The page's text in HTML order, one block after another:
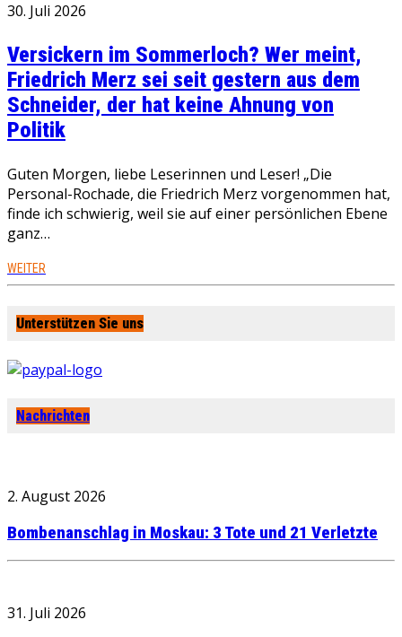
30. Juli 2026
Versickern im Sommerloch? Wer meint,
Friedrich Merz sei seit gestern aus dem
Schneider, der hat keine Ahnung von
Politik
Guten Morgen, liebe Leserinnen und Leser! „Die
Personal-Rochade, die Friedrich Merz vorgenommen hat,
finde ich schwierig, weil sie auf einer persönlichen Ebene
ganz…
WEITER
Unterstützen Sie uns
Nachrichten
2. August 2026
Bombenanschlag in Moskau: 3 Tote und 21 Verletzte
31. Juli 2026